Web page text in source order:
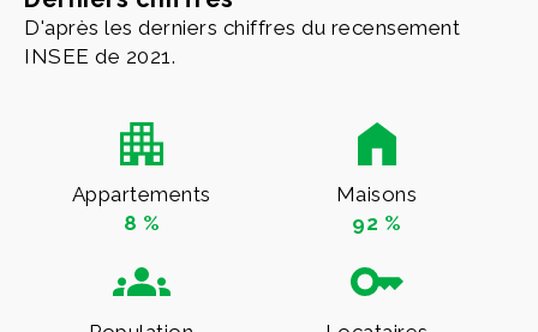
D'après les derniers chiffres du recensement
INSEE de 2021.
Appartements
8 %
Maisons
92 %